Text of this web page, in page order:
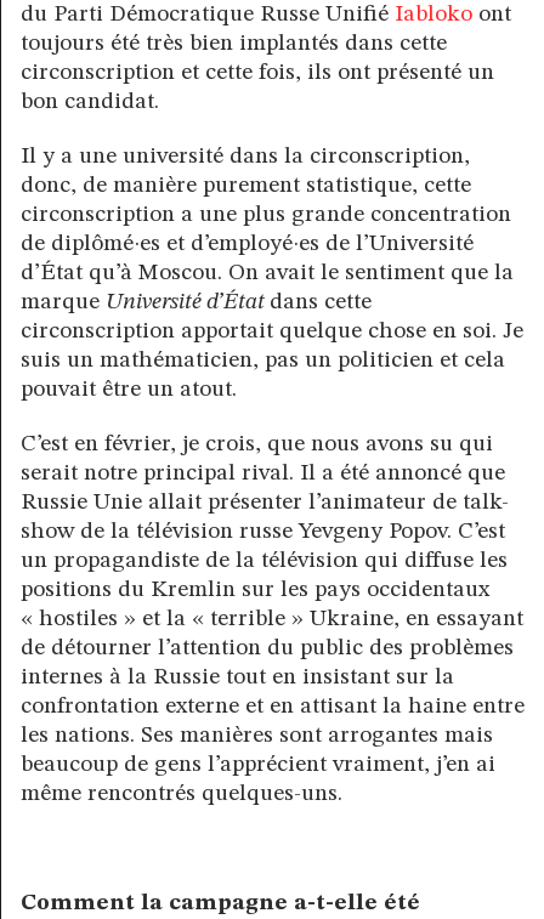
du Parti Démocratique Russe Unifié Iabloko ont
toujours été très bien implantés dans cette
circonscription et cette fois, ils ont présenté un
bon candidat.
Il y a une université dans la circonscription,
donc, de manière purement statistique, cette
circonscription a une plus grande concentration
de diplômé·es et d’employé·es de l’Université
d’État qu’à Moscou. On avait le sentiment que la
marque Université d’État dans cette
circonscription apportait quelque chose en soi. Je
suis un mathématicien, pas un politicien et cela
pouvait être un atout.
C’est en février, je crois, que nous avons su qui
serait notre principal rival. Il a été annoncé que
Russie Unie allait présenter l’animateur de talk-
show de la télévision russe Yevgeny Popov. C’est
un propagandiste de la télévision qui diffuse les
positions du Kremlin sur les pays occidentaux
« hostiles » et la « terrible » Ukraine, en essayant
de détourner l’attention du public des problèmes
internes à la Russie tout en insistant sur la
confrontation externe et en attisant la haine entre
les nations. Ses manières sont arrogantes mais
beaucoup de gens l’apprécient vraiment, j’en ai
même rencontrés quelques-uns.
Comment la campagne a-t-elle été